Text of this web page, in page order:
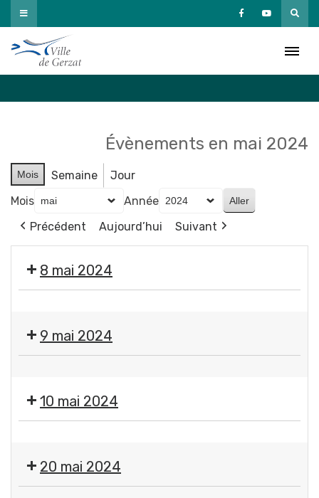
Passer
au
contenu
Évènements en mai 2024
Mois Semaine
Jour
Mois
Année
Précédent
Aujourd’hui Suivant
8 mai 2024
des
services
9 mai 2024
des
services
10 mai 2024
des
services
20 mai 2024